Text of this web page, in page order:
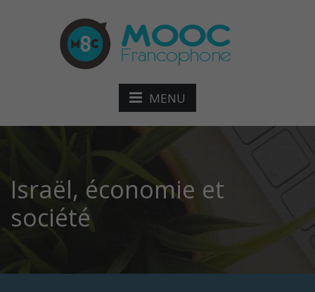
MENU
Israël, économie et
société